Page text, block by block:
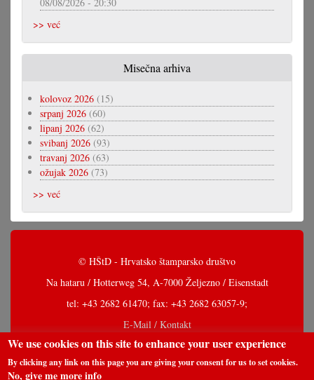
>> već
Misečna arhiva
kolovoz 2026 (15)
srpanj 2026 (60)
lipanj 2026 (62)
svibanj 2026 (93)
travanj 2026 (63)
ožujak 2026 (73)
>> već
© HŠtD - Hrvatsko štamparsko društvo
Na hataru / Hotterweg 54, A-7000 Željezno / Eisenstadt
tel: +43 2682 61470; fax: +43 2682 63057-9;
E-Mail / Kontakt
We use cookies on this site to enhance your user experience
By clicking any link on this page you are giving your consent for us to set cookies.
No, give me more info